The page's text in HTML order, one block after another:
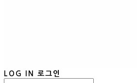
LOG IN 로그인